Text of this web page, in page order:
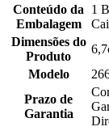
Conteúdo da
Embalagem
1
Dimensões do
Produto
Modelo
Prazo de
Garantia